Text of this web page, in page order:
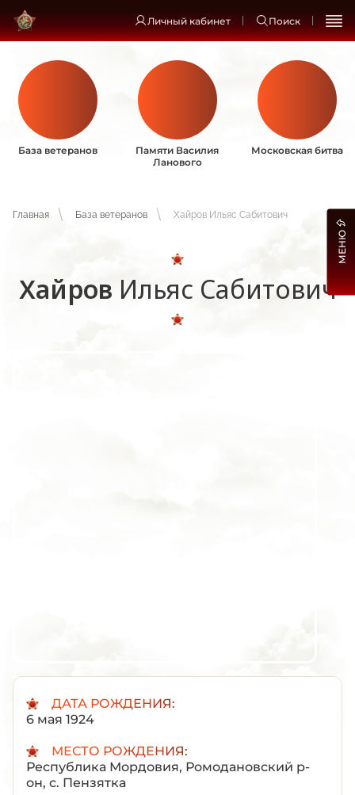
Личный кабинет Поиск
База ветеранов
Памяти Василия
Ланового
Московская битва
Главная База ветеранов Хайров Ильяс Сабитович
Хайров Ильяс Сабитович
ДАТА РОЖДЕНИЯ:
6 мая 1924
МЕСТО РОЖДЕНИЯ:
Республика Мордовия, Ромодановский р-
он, с. Пензятка
МЕНЮ